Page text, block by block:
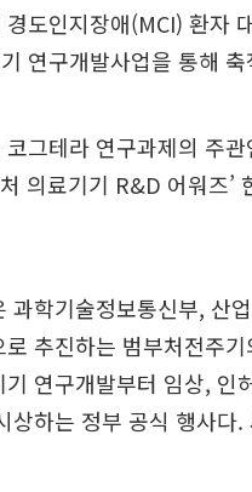
경도인지장애(MCI) 환자
연구개발사업을 통해
코그테라 연구과제의 주
의료기기 R&D 어워즈’
과학기술정보통신부, 산
로 추진하는 범부처전주
기 연구개발부터 임상, 인
상하는 정부 공식 행사